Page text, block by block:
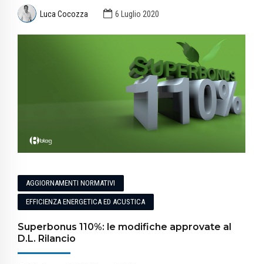
Luca Cocozza 6 Luglio 2020
AGGIORNAMENTI NORMATIVI
EFFICIENZA ENERGETICA ED ACUSTICA
Superbonus 110%: le modifiche approvate al
D.L. Rilancio